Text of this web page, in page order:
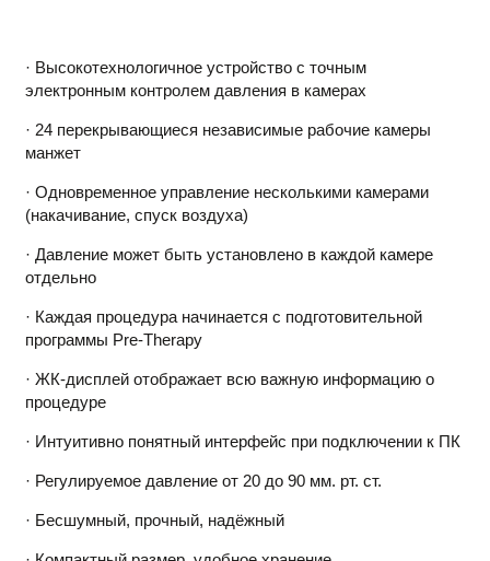
· Высокотехнологичное устройство с точным
электронным контролем давления в камерах
· 24 перекрывающиеся независимые рабочие камеры
манжет
· Одновременное управление несколькими камерами
(накачивание, спуск воздуха)
· Давление может быть установлено в каждой камере
отдельно
· Каждая процедура начинается с подготовительной
программы Pre-Therapy
· ЖК-дисплей отображает всю важную информацию о
процедуре
· Интуитивно понятный интерфейс при подключении к ПК
· Регулируемое давление от 20 до 90 мм. рт. ст.
· Бесшумный, прочный, надёжный